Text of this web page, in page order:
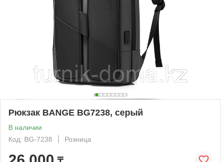
Рюкзак BANGE BG7238, серый
В наличии
Код: BG-7238
Розница